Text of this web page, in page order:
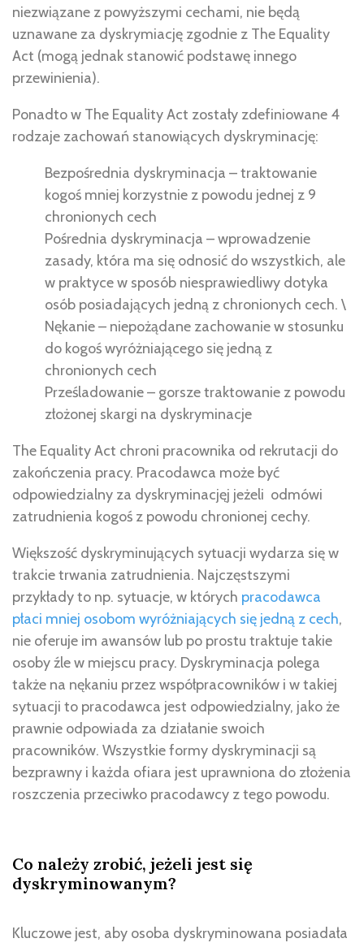
niezwiązane z powyższymi cechami, nie będą
uznawane za dyskrymiację zgodnie z The Equality
Act (mogą jednak stanowić podstawę innego
przewinienia).
Ponadto w The Equality Act zostały zdefiniowane 4
rodzaje zachowań stanowiących dyskryminację:
Bezpośrednia dyskryminacja – traktowanie
kogoś mniej korzystnie z powodu jednej z 9
chronionych cech
Pośrednia dyskryminacja – wprowadzenie
zasady, która ma się odnosić do wszystkich, ale
w praktyce w sposób niesprawiedliwy dotyka
osób posiadających jedną z chronionych cech. \
Nękanie – niepożądane zachowanie w stosunku
do kogoś wyróżniającego się jedną z
chronionych cech
Prześladowanie – gorsze traktowanie z powodu
złożonej skargi na dyskryminacje
The Equality Act chroni pracownika od rekrutacji do
zakończenia pracy. Pracodawca może być
odpowiedzialny za dyskryminacjęj jeżeli odmówi
zatrudnienia kogoś z powodu chronionej cechy.
Większość dyskryminujących sytuacji wydarza się w
trakcie trwania zatrudnienia. Najczęstszymi
przykłady to np. sytuacje, w których pracodawca
płaci mniej osobom wyróżniających się jedną z cech,
nie oferuje im awansów lub po prostu traktuje takie
osoby źle w miejscu pracy. Dyskryminacja polega
także na nękaniu przez współpracowników i w takiej
sytuacji to pracodawca jest odpowiedzialny, jako że
prawnie odpowiada za działanie swoich
pracowników. Wszystkie formy dyskryminacji są
bezprawny i każda ofiara jest uprawniona do złożenia
roszczenia przeciwko pracodawcy z tego powodu.
Co należy zrobić, jeżeli jest się
dyskryminowanym?
Kluczowe jest, aby osoba dyskryminowana posiadała